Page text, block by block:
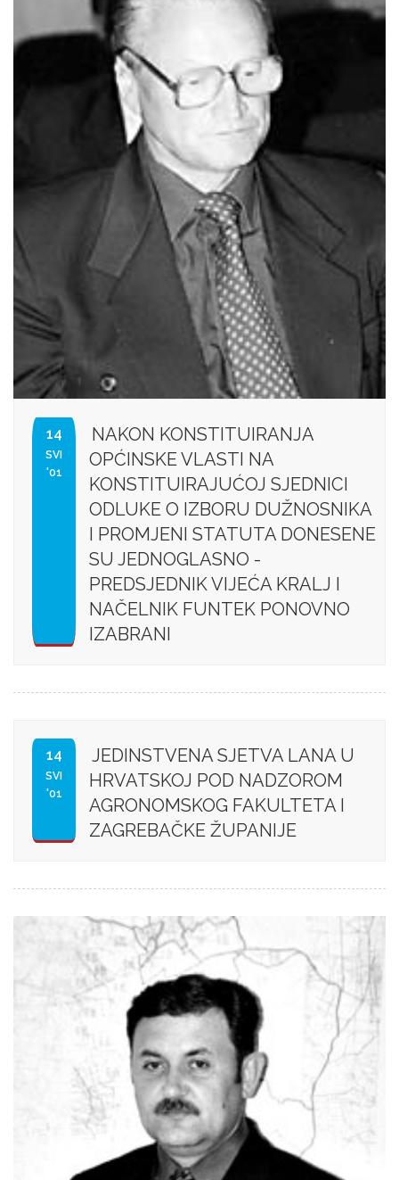
14
SVI
'01
NAKON KONSTITUIRANJA
OPĆINSKE VLASTI NA
KONSTITUIRAJUĆOJ SJEDNICI
ODLUKE O IZBORU DUŽNOSNIKA
I PROMJENI STATUTA DONESENE
SU JEDNOGLASNO -
PREDSJEDNIK VIJEĆA KRALJ I
NAČELNIK FUNTEK PONOVNO
IZABRANI
14
SVI
'01
JEDINSTVENA SJETVA LANA U
HRVATSKOJ POD NADZOROM
AGRONOMSKOG FAKULTETA I
ZAGREBAČKE ŽUPANIJE